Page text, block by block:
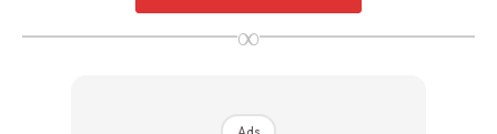
∞
Ads